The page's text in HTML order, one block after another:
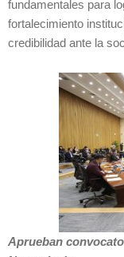
fundamentales para
fortalecimiento
credibilidad ante la
Aprueban